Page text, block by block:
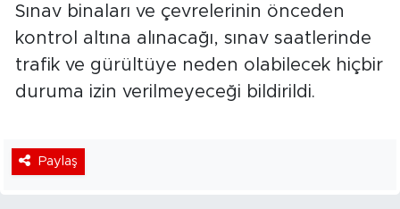
Sınav binaları ve çevrelerinin önceden
kontrol altına alınacağı, sınav saatlerinde
trafik ve gürültüye neden olabilecek hiçbir
duruma izin verilmeyeceği bildirildi.
Paylaş